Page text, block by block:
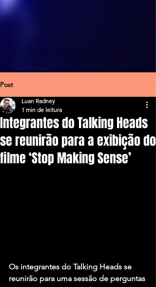
Post
Integrantes do Talking Heads
se reunirão para a exibição do
filme ‘Stop Making Sense’
Luan Radney
1 min de leitura
Os integrantes do Talking Heads se
reunirão para uma sessão de perguntas